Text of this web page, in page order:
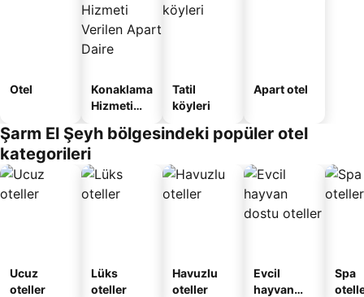
Otel
Konaklama
Hizmeti
Apart
Tatil
köyleri
Apart otel
Şarm El Şeyh bölgesindeki popüler otel
kategorileri
Ucuz
oteller
Lüks
oteller
Havuzlu
oteller
Evcil
hayvan
Spa